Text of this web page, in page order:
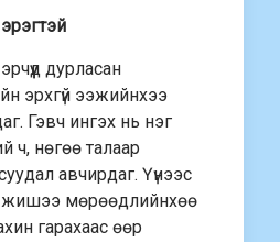
дурласан
эрхгүй ээжийнхээ
Гэвч ингэх нь нэг
ч, нөгөө талаар
авчирдаг. Үүнээс
жишээ мөрөөдлийнхөө
гарахаас өөр